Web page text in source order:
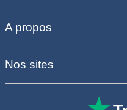
A propos
Nos sites